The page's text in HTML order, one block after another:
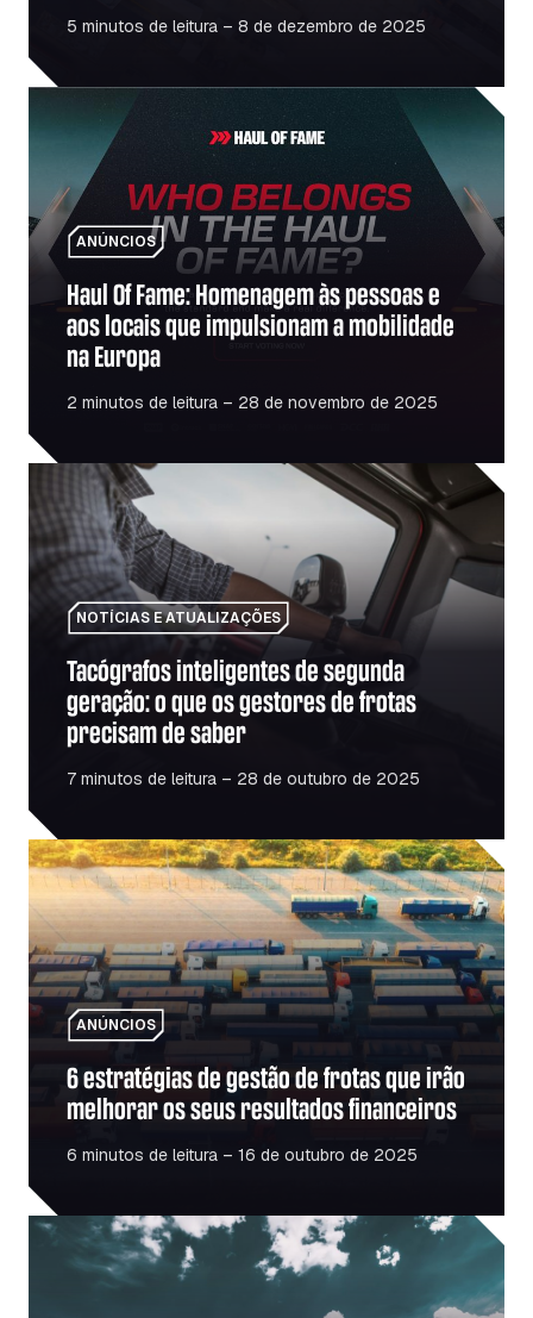
5 minutos de leitura – 8 de dezembro de 2025
Haul Of Fame: Homenagem às pessoas e aos locais
ANÚNCIOS
Haul Of Fame: Homenagem às pessoas e
aos locais que impulsionam a mobilidade
na Europa
2 minutos de leitura – 28 de novembro de 2025
Tacógrafos inteligentes de segunda geração: o que os
NOTÍCIAS E ATUALIZAÇÕES
Tacógrafos inteligentes de segunda
geração: o que os gestores de frotas
precisam de saber
7 minutos de leitura – 28 de outubro de 2025
6 estratégias de gestão de frotas que irão melhorar os
ANÚNCIOS
6 estratégias de gestão de frotas que irão
melhorar os seus resultados financeiros
6 minutos de leitura – 16 de outubro de 2025
O boom das infraestruturas na Roménia – O que isso